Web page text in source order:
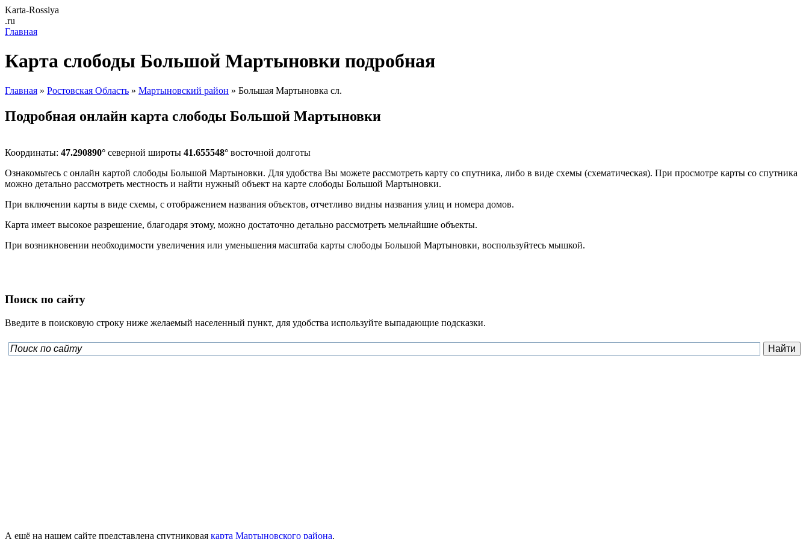
Karta-Rossiya
.ru
Главная
Карта слободы Большой Мартыновки подробная
Главная » Ростовская Область » Мартыновский район » Большая Мартыновка сл.
Подробная онлайн карта слободы Большой Мартыновки
Координаты: 47.290890° северной широты 41.655548° восточной долготы
Ознакомьтесь с онлайн картой слободы Большой Мартыновки. Для удобства Вы можете рассмотреть карту со спутника, либо в виде схемы (схематическая). При просмотре карты со спутника
можно детально рассмотреть местность и найти нужный объект на карте слободы Большой Мартыновки.
При включении карты в виде схемы, с отображением названия объектов, отчетливо видны названия улиц и номера домов.
Карта имеет высокое разрешение, благодаря этому, можно достаточно детально рассмотреть мельчайшие объекты.
При возникновении необходимости увеличения или уменьшения масштаба карты слободы Большой Мартыновки, воспользуйтесь мышкой.
Поиск по сайту
Введите в поисковую строку ниже желаемый населенный пункт, для удобства используйте выпадающие подсказки.
А ещё на нашем сайте представлена спутниковая карта Мартыновского района.